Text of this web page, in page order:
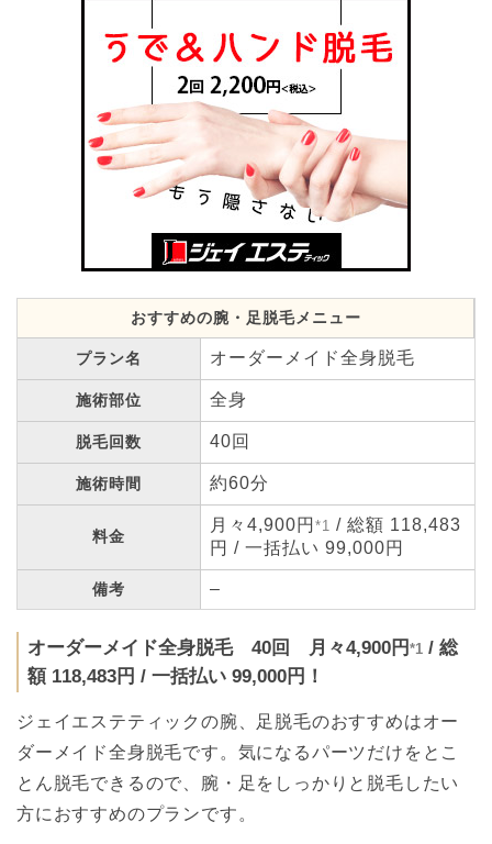
おすすめの腕・足脱毛メニュー
プラン名 オーダーメイド全身脱毛
施術部位 全身
脱毛回数 40回
施術時間 約60分
料金
月々4,900円 *1 / 総額 118,483
円 / 一括払い 99,000円
備考 –
オーダーメイド全身脱毛 40回 月々4,900円 *1 / 総
額 118,483円 / 一括払い 99,000円！
ジェイエステティックの腕、足脱毛のおすすめはオー
ダーメイド全身脱毛です。気になるパーツだけをとこ
とん脱毛できるので、腕・足をしっかりと脱毛したい
方におすすめのプランです。